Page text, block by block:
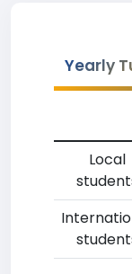
Yearly
Local